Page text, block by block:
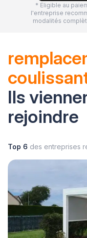
* Eligible au
l'entreprise
modalités
Ils
rejoindre
Top 6 des entreprises